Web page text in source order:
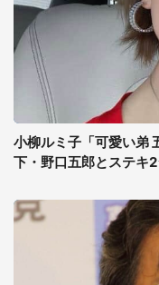
小柳ルミ子「可愛い弟
下・野口五郎とステキ